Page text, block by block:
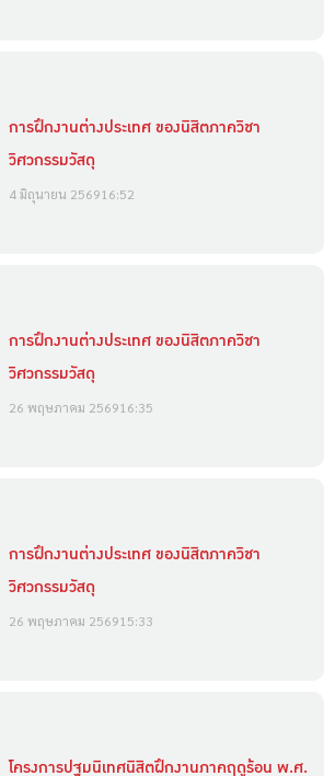
การฝึกงานต่างประเทศ ของนิสิตภาควิชา
วิศวกรรมวัสดุ
4 มิถุนายน 256916:52
การฝึกงานต่างประเทศ ของนิสิตภาควิชา
วิศวกรรมวัสดุ
26 พฤษภาคม 256916:35
การฝึกงานต่างประเทศ ของนิสิตภาควิชา
วิศวกรรมวัสดุ
26 พฤษภาคม 256915:33
โครงการปฐมนิเทศนิสิตฝึกงานภาคฤดูร้อน พ.ศ.